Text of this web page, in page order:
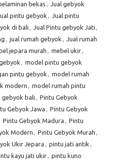
bekas , Jual gebyok
pintu gebyok , Jual pintu
di bali , Jual Pintu gebyok Jati ,
, jual rumah gebyok , Jual rumah
jepara murah , mebel ukir,
, model pintu gebyok
pintu gebyok , model rumah
modern , model rumah pintu
gebyok bali , Pintu Gebyok
Gebyok Jawa , Pintu Gebyok
Pintu Gebyok Madura , Pintu
Modern , Pintu Gebyok Murah ,
Ukir Jepara , pintu jati antik ,
kayu jati ukir, pintu kuno